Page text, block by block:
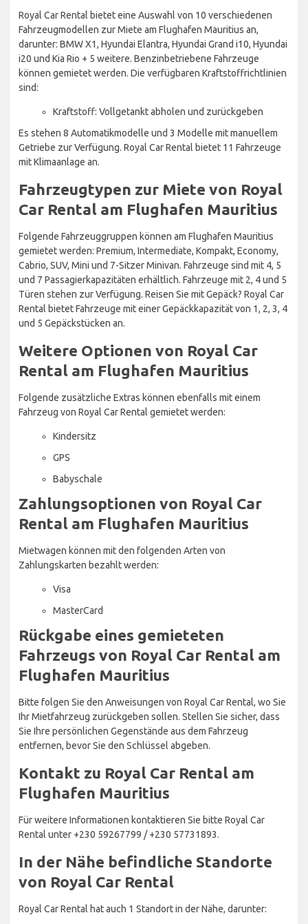
Royal Car Rental bietet eine Auswahl von 10 verschiedenen
Fahrzeugmodellen zur Miete am Flughafen Mauritius an,
darunter: BMW X1, Hyundai Elantra, Hyundai Grand i10, Hyundai
i20 und Kia Rio + 5 weitere. Benzinbetriebene Fahrzeuge
können gemietet werden. Die verfügbaren Kraftstoffrichtlinien
sind:
Kraftstoff: Vollgetankt abholen und zurückgeben
Es stehen 8 Automatikmodelle und 3 Modelle mit manuellem
Getriebe zur Verfügung. Royal Car Rental bietet 11 Fahrzeuge
mit Klimaanlage an.
Fahrzeugtypen zur Miete von Royal
Car Rental am Flughafen Mauritius
Folgende Fahrzeuggruppen können am Flughafen Mauritius
gemietet werden: Premium, Intermediate, Kompakt, Economy,
Cabrio, SUV, Mini und 7-Sitzer Minivan. Fahrzeuge sind mit 4, 5
und 7 Passagierkapazitäten erhältlich. Fahrzeuge mit 2, 4 und 5
Türen stehen zur Verfügung. Reisen Sie mit Gepäck? Royal Car
Rental bietet Fahrzeuge mit einer Gepäckkapazität von 1, 2, 3, 4
und 5 Gepäckstücken an.
Weitere Optionen von Royal Car
Rental am Flughafen Mauritius
Folgende zusätzliche Extras können ebenfalls mit einem
Fahrzeug von Royal Car Rental gemietet werden:
Kindersitz
GPS
Babyschale
Zahlungsoptionen von Royal Car
Rental am Flughafen Mauritius
Mietwagen können mit den folgenden Arten von
Zahlungskarten bezahlt werden:
Visa
MasterCard
Rückgabe eines gemieteten
Fahrzeugs von Royal Car Rental am
Flughafen Mauritius
Bitte folgen Sie den Anweisungen von Royal Car Rental, wo Sie
Ihr Mietfahrzeug zurückgeben sollen. Stellen Sie sicher, dass
Sie Ihre persönlichen Gegenstände aus dem Fahrzeug
entfernen, bevor Sie den Schlüssel abgeben.
Kontakt zu Royal Car Rental am
Flughafen Mauritius
Für weitere Informationen kontaktieren Sie bitte Royal Car
Rental unter +230 59267799 / +230 57731893.
In der Nähe befindliche Standorte
von Royal Car Rental
Royal Car Rental hat auch 1 Standort in der Nähe, darunter: